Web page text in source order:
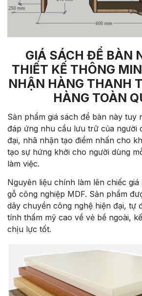
GIÁ SÁCH ĐỂ BÀN
THIẾT KẾ THÔNG
NHẬN HÀNG THANH
HÀNG TOÀN
Sản phẩm giá sách để bàn này tuy
đáp ứng nhu cầu lưu trữ của người
đại, nhã nhặn tạo điểm nhấn cho
tạo sự hứng khởi cho người dùng
làm việc.
Nguyên liệu chính làm lên chiếc
gỗ công nghiệp MDF. Sản phẩm
dây chuyền công nghệ hiện đại, tự
tính thấm mỹ cao về vẻ bề ngoài,
chịu lực tốt.